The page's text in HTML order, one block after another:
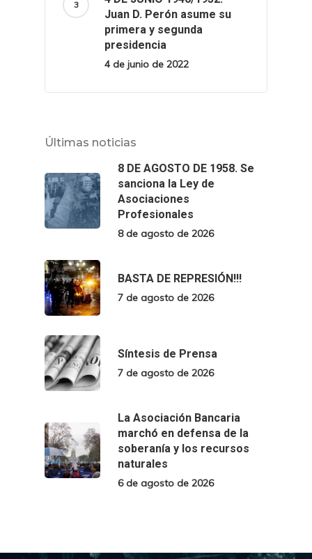
Juan D. Perón asume su
primera y segunda
presidencia
4 de junio de 2022
Últimas noticias
8 DE AGOSTO DE 1958. Se
sanciona la Ley de
Asociaciones
Profesionales
8 de agosto de 2026
BASTA DE REPRESIÓN!!!
7 de agosto de 2026
Síntesis de Prensa
7 de agosto de 2026
La Asociación Bancaria
marchó en defensa de la
soberanía y los recursos
naturales
6 de agosto de 2026